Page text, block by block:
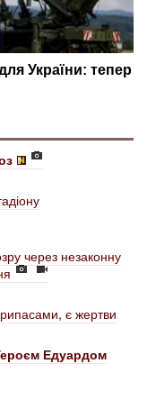
через незаконну
є жертви
Едуардом